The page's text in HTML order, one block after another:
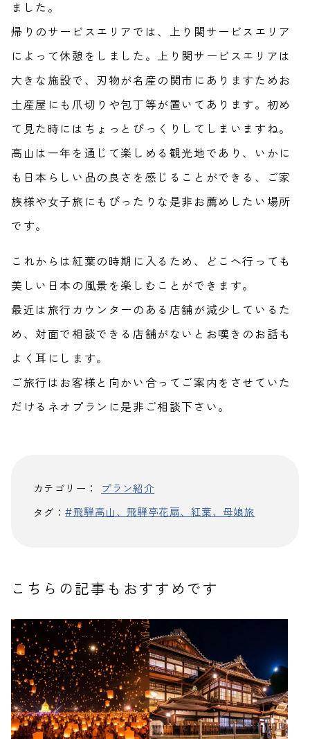
ました。
帰りのサービスエリアでは、上り関サービスエリア
によって休憩をしました。上り関サービスエリアは
大きな施設で、刃物が名産の関市にありますためお
土産屋にも爪切りや包丁等が置いてあります。初め
て見た時にはちょっとびっくりしてしまいますね。
高山は一年を通じて楽しめる観光地であり、いかに
も日本らしい品の良さを感じることができる、ご家
族様や女子旅にもぴったりな是非お薦めしたい場所
です。
これからは紅葉の時期に入るため、どこへ行っても
美しい日本の風景を楽しむことができます。
最近は旅行カウンターのある店舗が減少しているた
め、対面で相談できる店舗がないとお嘆きのお話も
よく耳にします。
ご旅行はお客様と向かい合ってご案内をさせていた
だけるネオプランに是非ご相談下さい。
カテゴリー：
プラン紹介
タグ：
飛騨高山、飛騨亭花扇、紅葉、母娘旅
こちらの記事もおすすめです